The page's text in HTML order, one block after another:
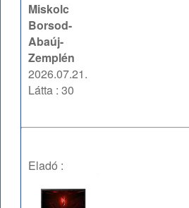
Miskolc
Borsod-
Abaúj-
Zemplén
2026.07.21.
Látta : 30
Eladó :